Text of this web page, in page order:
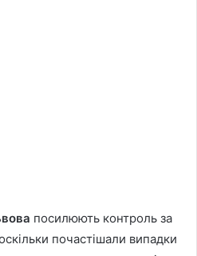
посилюють контроль за
почастішали випадки